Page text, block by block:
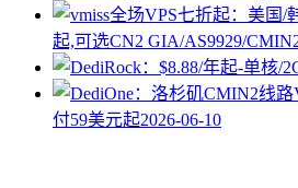
起,可选CN2 GIA/AS9929/
付59美元起2026-06-10